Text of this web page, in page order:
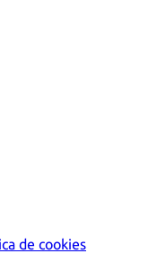
de cookies